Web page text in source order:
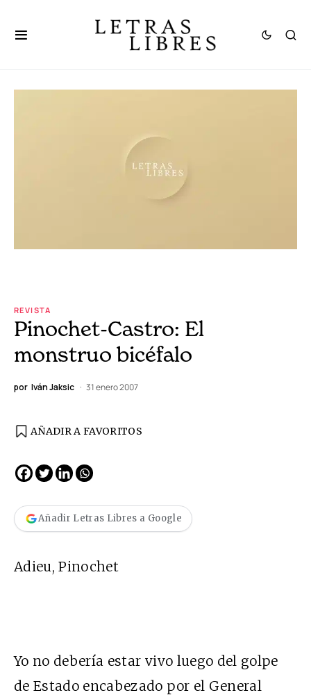
REVISTA
Pinochet-Castro: El
monstruo bicéfalo
por Iván Jaksic 31 enero 2007
AÑADIR A FAVORITOS
Añadir Letras Libres a Google
Adieu, Pinochet
Yo no debería estar vivo luego del golpe
de Estado encabezado por el General